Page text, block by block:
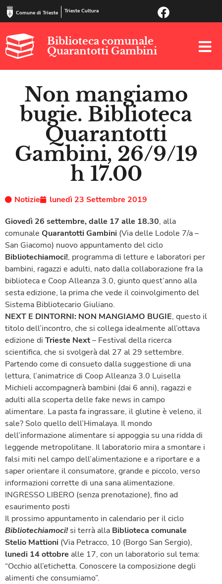
Comune di Trieste Trieste Cultura
Biblioteca comunale
Quarantotti Gambini
Non mangiamo
bugie. Biblioteca
Quarantotti
Gambini, 26/9/19
h 17.00
Notizie
lunedì 23 Settembre 2019
Giovedì 26 settembre, dalle 17 alle 18.30, alla
comunale Quarantotti Gambini (Via delle Lodole 7/a –
San Giacomo) nuovo appuntamento del ciclo
Bibliotechiamoci!, programma di letture e laboratori per
bambini, ragazzi e adulti, nato dalla collaborazione fra la
biblioteca e Coop Alleanza 3.0, giunto quest’anno alla
sesta edizione, la prima che vede il coinvolgimento del
Sistema Bibliotecario Giuliano.
NEXT E DINTORNI: NON MANGIAMO BUGIE, questo il
titolo dell’incontro, che si collega idealmente all’ottava
edizione di Trieste Next– Festival della ricerca
scientifica, che si svolgerà dal 27 al 29 settembre.
Partendo come di consueto dalla suggestione di una
lettura, l’animatrice di Coop Alleanza 3.0 Luisella
Michieli accompagnerà bambini (dai 6 anni), ragazzi e
adulti alla scoperta delle fake news in campo
alimentare. La pasta fa ingrassare, il glutine è veleno, il
sale? Solo quello dell’Himalaya. Il mondo
dell’informazione alimentare si appoggia su una ridda di
leggende metropolitane. Il laboratorio mira a smontare i
falsi miti nel campo dell’alimentazione e a riportare e a
saper orientare il consumatore, grande e piccolo, verso
informazioni corrette di una sana alimentazione.
INGRESSO LIBERO (senza prenotazione), fino ad
esaurimento posti
Il prossimo appuntamento in calendario per il ciclo
Bibliotechiamoci! si terrà alla Biblioteca comunale
Stelio Mattioni (Via Petracco, 10 (Borgo San Sergio),
lunedi 14 ottobre alle 17, con un laboratorio sul tema:
“Occhio all’etichetta. Conoscere la composizione degli
alimenti che consumiamo”.